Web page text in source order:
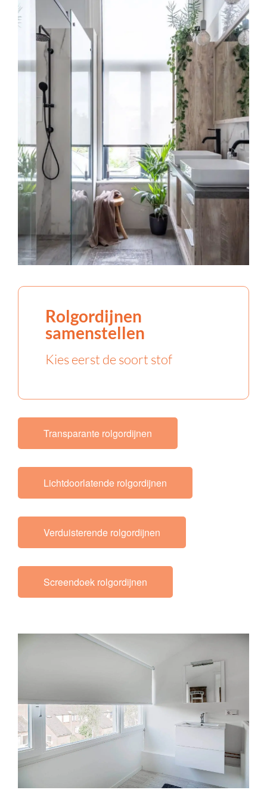
Rolgordijnen
samenstellen
Kies eerst de soort stof
Transparante rolgordijnen
Lichtdoorlatende rolgordijnen
Verduisterende rolgordijnen
Screendoek rolgordijnen